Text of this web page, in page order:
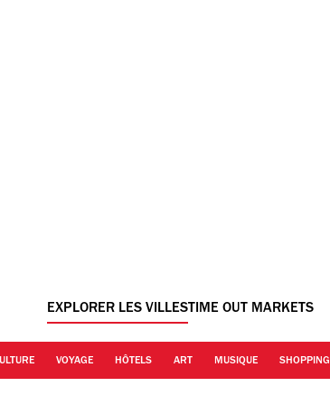
EXPLORER LES VILLESTIME OUT MARKETS
VOYAGE HÔTELS ART MUSIQUE SHOPPING